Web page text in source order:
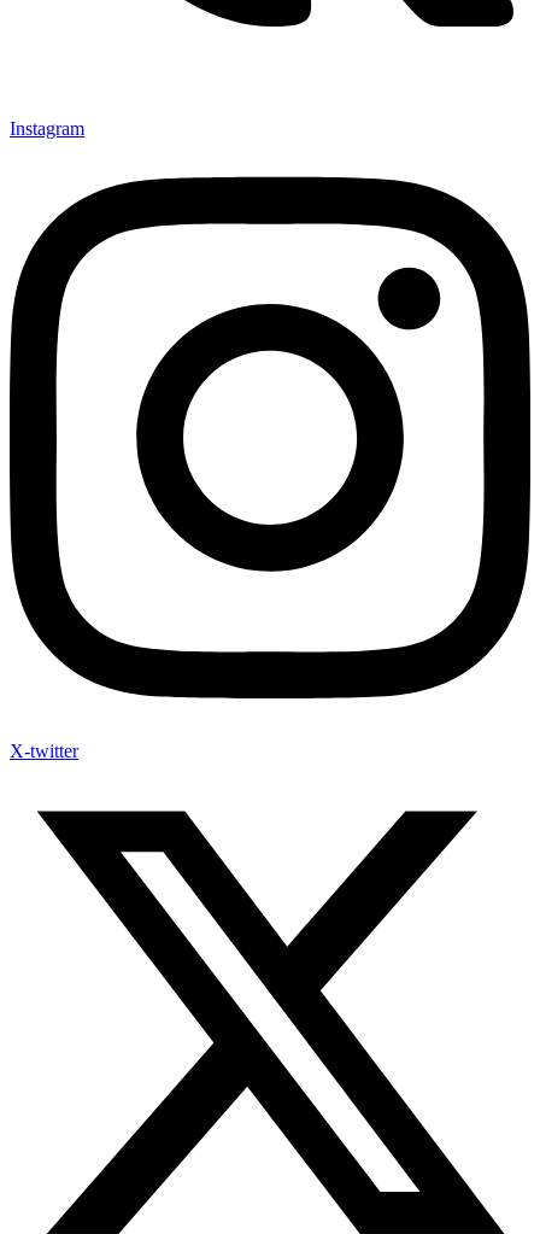
Instagram
X-twitter